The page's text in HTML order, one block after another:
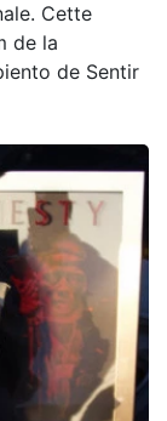
Cette
de la
de Sentir